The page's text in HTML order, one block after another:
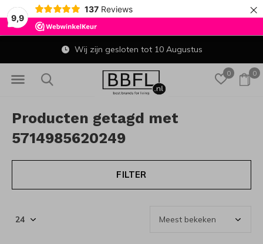
9,9
137 Reviews ×
0 0
Wij zijn gesloten tot 10 Augustus
Producten getagd met
5714985620249
FILTER